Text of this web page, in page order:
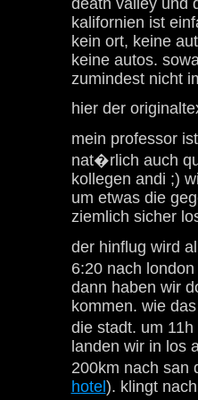
kalifornien ist
kein ort, keine
keine autos.
zumindest nicht
hier der
mein professor
nat�rlich auch
kollegen andi ;)
um etwas die
ziemlich sicher
der hinflug wird
6:20 nach
dann haben wir
kommen. wie
die stadt. um
landen wir in los
200km nach
hotel). klingt